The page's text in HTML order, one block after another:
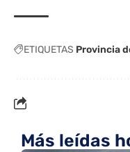
ETIQUETAS Provincia
Más leídas